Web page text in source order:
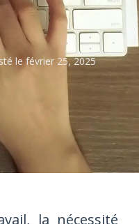
lefévrier 25, 2025
la nécessité